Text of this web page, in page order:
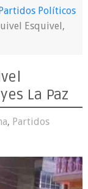
Políticos
Esquivel,
La Paz
, Partidos